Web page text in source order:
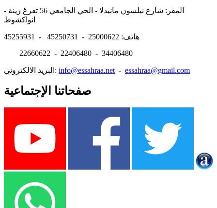
المقر: شارع نيلسون مانيدلا - الحي الجامعي 56 تفرغ زينة -
هاتف: 25000622 - 45250731 - 45255931
22660622 - 22406480 - 34406480
البريد الالكتروني: info@essahraa.net - essahraa@gmail.com
صفحاتنا الإجتماعية